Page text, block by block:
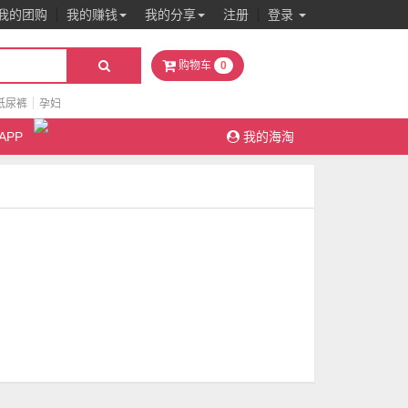
的团购 我的赚钱 我的分享 注册 登录
尿裤 孕妇
购物车 0
我的海淘